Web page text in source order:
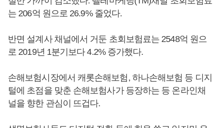
는 206억 원으로 26.9% 줄었다.
반면 설계사 채널에서 거둔 초회보험료는 2548억 원으
로 2019년 1분기보다 4.2% 증가했다.
손해보험시장에서 캐롯손해보험, 하나손해보험 등 디지
털에 초점을 맞춘 손해보험사가 등장하는 등 온라인채
널을 향한 관심이 뜨겁다.